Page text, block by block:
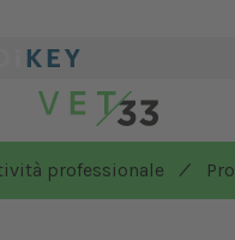
professionale /